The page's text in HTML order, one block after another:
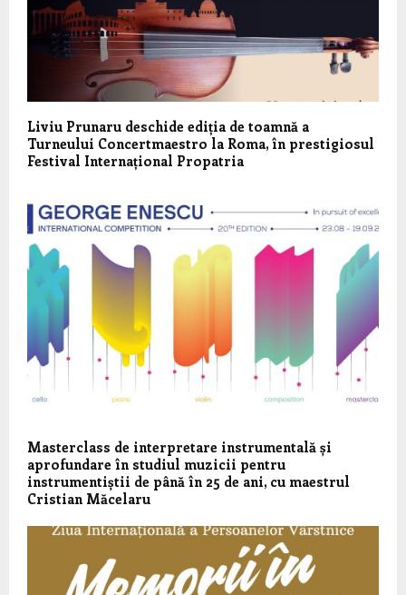
Liviu Prunaru deschide ediția de toamnă a
Turneului Concertmaestro la Roma, în prestigiosul
Festival Internațional Propatria
Masterclass de interpretare instrumentală și
aprofundare în studiul muzicii pentru
instrumentiștii de până în 25 de ani, cu maestrul
Cristian Măcelaru